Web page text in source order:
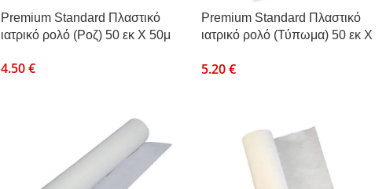
Premium Standard Πλαστικό
ιατρικό ρολό (Ροζ) 50 εκ Χ 50μ
4.50€
Premium Standard Πλαστικό
ιατρικό ρολό (Τύπωμα) 50 εκ Χ
5.20€